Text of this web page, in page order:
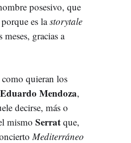
posesivo, que
es lastorytale
gracias a
como quieran los
Eduardo Mendoza,
decirse, más o
mismo Serrat que,
Mediterráneo